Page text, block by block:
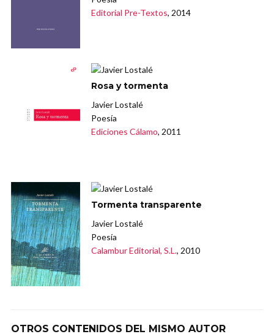
Editorial Pre-Textos, 2014
Rosa y tormenta
Javier Lostalé
Poesía
Ediciones Cálamo, 2011
Tormenta transparente
Javier Lostalé
Poesía
Calambur Editorial, S.L., 2010
OTROS CONTENIDOS DEL MISMO AUTOR